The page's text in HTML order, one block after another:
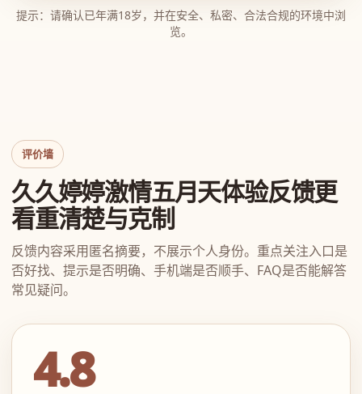
提示：请确认已年满18岁，并在安全、私密、合法合规的环境中浏
览。
评价墙
久久婷婷激情五月天体验反馈更
看重清楚与克制
反馈内容采用匿名摘要，不展示个人身份。重点关注入口是
否好找、提示是否明确、手机端是否顺手、FAQ是否能解答
常见疑问。
4.8